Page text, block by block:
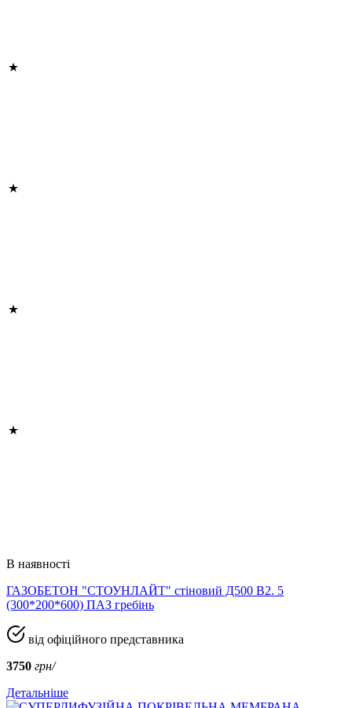
В наявності
ГАЗОБЕТОН "СТОУНЛАЙТ" стіновий Д500 В2. 5
(300*200*600) ПАЗ гребінь
від офіційного представника
3750 грн/
Детальніше